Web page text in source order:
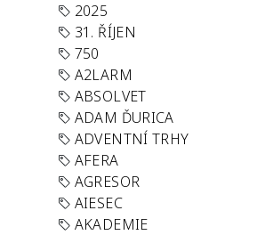
2025
31. ŘÍJEN
750
A2LARM
ABSOLVET
ADAM ĎURICA
ADVENTNÍ TRHY
AFERA
AGRESOR
AIESEC
AKADEMIE